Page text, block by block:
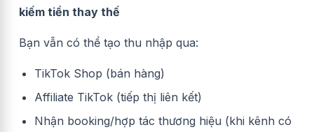
kiếm tiền thay thế
Bạn vẫn có thể tạo thu nhập qua:
TikTok Shop (bán hàng)
Affiliate TikTok (tiếp thị liên kết)
Nhận booking/hợp tác thương hiệu (khi kênh có